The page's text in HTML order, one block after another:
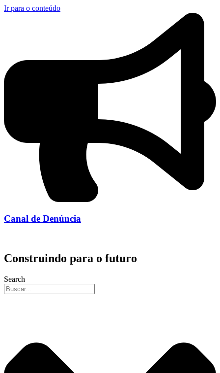
Ir para o conteúdo
Canal de Denúncia
Construindo para o futuro
Search